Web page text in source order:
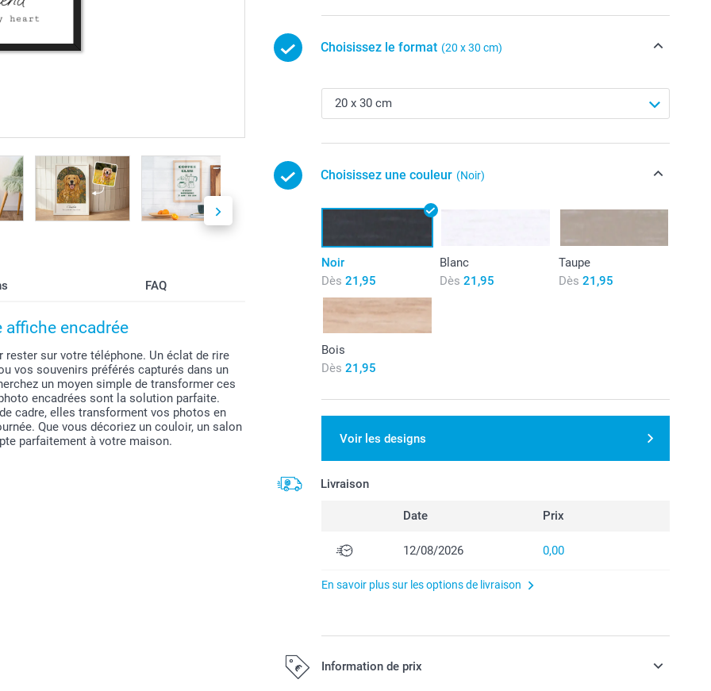
FAQ
affiche encadrée
sur votre téléphone. Un éclat de rire
vos souvenirs préférés capturés dans un
un moyen simple de transformer ces
encadrées sont la solution parfaite.
cadre, elles transforment vos photos en
Que vous décoriez un couloir, un salon
parfaitement à votre maison.
Choisissez le format (20 x 30 cm)
Choisissez une couleur (Noir)
Noir
Dès 21,95
Blanc
Dès 21,95
Taupe
Dès 21,95
Bois
Dès 21,95
Voir les designs
Livraison
Date Prix
12/08/2026 0,00
En savoir plus sur les options de livraison
Information de prix